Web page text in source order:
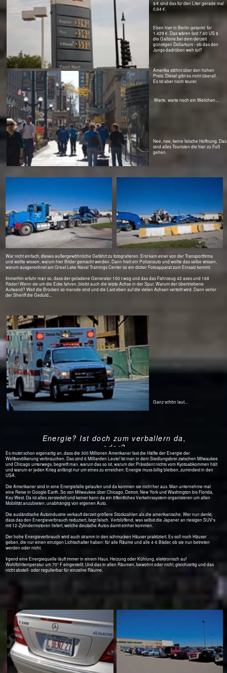
< Illinois